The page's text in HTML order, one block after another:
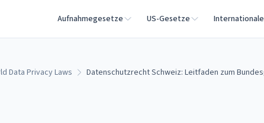
Aufnahmegesetze US-Gesetze
Data Privacy Laws Datenschutzrecht Schweiz: Leitfaden zum